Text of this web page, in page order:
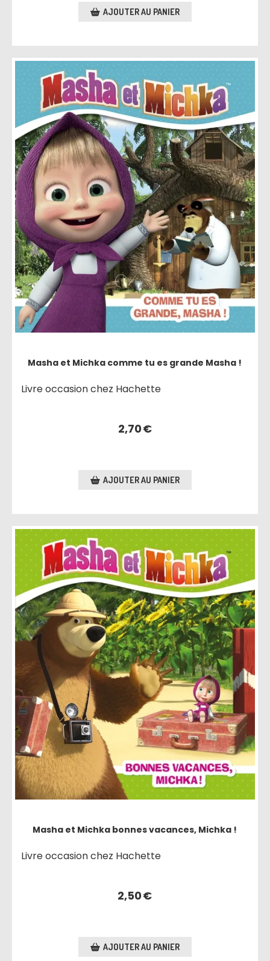
AJOUTER AU PANIER
Masha et Michka comme tu es grande Masha !
Livre occasion chez Hachette
2,70€
AJOUTER AU PANIER
Masha et Michka bonnes vacances, Michka !
Livre occasion chez Hachette
2,50€
AJOUTER AU PANIER